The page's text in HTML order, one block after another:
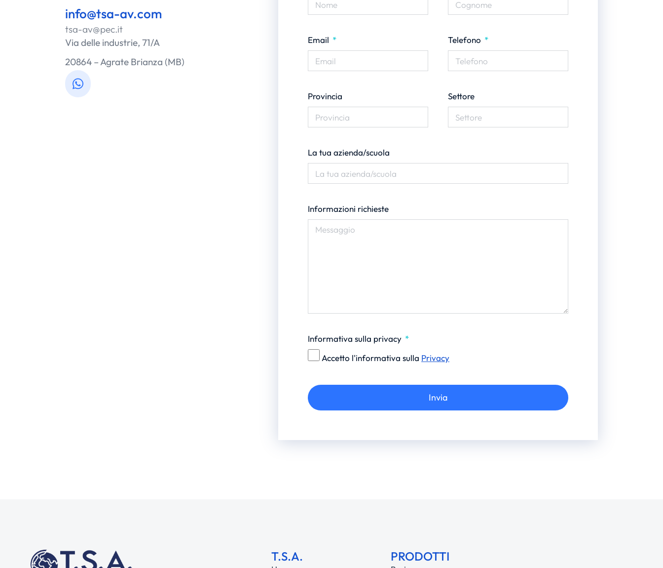
info@tsa-av.com
tsa-av@pec.it
Via delle industrie, 71/A
20864 – Agrate Brianza (MB)
Email Telefono
Provincia Settore
La tua azienda/scuola
Informazioni richieste
Informativa sulla privacy
Accetto l'informativa sulla Privacy
Invia
T.S.A. PRODOTTI